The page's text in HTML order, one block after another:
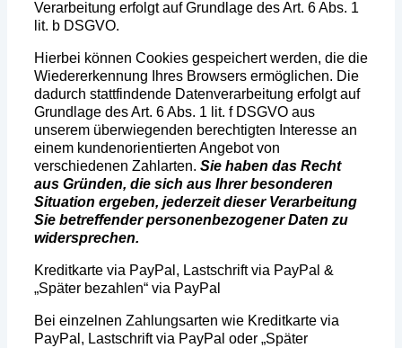
Verarbeitung erfolgt auf Grundlage des Art. 6 Abs. 1
lit. b DSGVO.
Hierbei können Cookies gespeichert werden, die die
Wiedererkennung Ihres Browsers ermöglichen. Die
dadurch stattfindende Datenverarbeitung erfolgt auf
Grundlage des Art. 6 Abs. 1 lit. f DSGVO aus
unserem überwiegenden berechtigten Interesse an
einem kundenorientierten Angebot von
verschiedenen Zahlarten. Sie haben das Recht
aus Gründen, die sich aus Ihrer besonderen
Situation ergeben, jederzeit dieser Verarbeitung
Sie betreffender personenbezogener Daten zu
widersprechen.
Kreditkarte via PayPal, Lastschrift via PayPal &
„Später bezahlen“ via PayPal
Bei einzelnen Zahlungsarten wie Kreditkarte via
PayPal, Lastschrift via PayPal oder „Später